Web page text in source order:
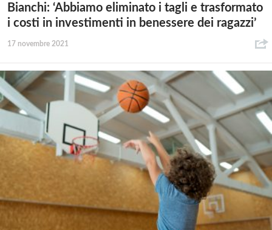
Bianchi: ‘Abbiamo eliminato i tagli e trasformato
i costi in investimenti in benessere dei ragazzi’
17 novembre 2021